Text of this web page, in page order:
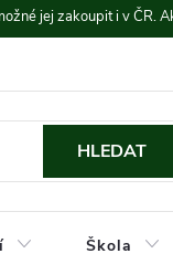
jej zakoupit i v ČR.
HLEDAT
Škola